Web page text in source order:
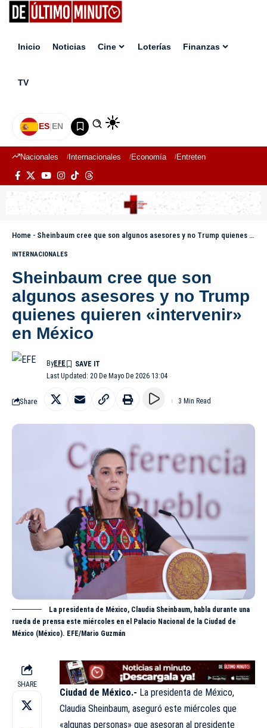
Inicio Noticias Cine Loterías Finanzas
TV
ES|EN
Nacionales Internacionales Economía Entretenimiento
Home - Sheinbaum cree que son algunos asesores y no Trump quienes quieren «intervenir» en México
INTERNACIONALES
Sheinbaum cree que son
algunos asesores y no Trump
quienes quieren «intervenir»
en México
Last Updated: 20 De Mayo De 2026 13:04
ByEFE
Share 3 Min Read
La presidenta de México, Claudia Sheinbaum, habla durante una
rueda de prensa este miércoles en el Palacio Nacional de la Ciudad de
México (México). EFE/Mario Guzmán
SHARE
Ciudad de México.- La presidenta de México,
Claudia Sheinbaum, aseguró este miércoles que
«algunas personas» que asesoran al presidente